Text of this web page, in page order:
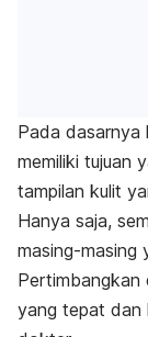
Pada dasarnya
memiliki tujuan
tampilan kulit
Hanya saja,
masing-masing
Pertimbangkan
yang tepat dan